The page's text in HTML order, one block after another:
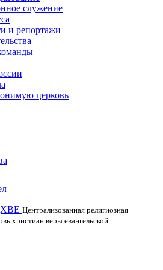
служение
и репортажи
церковь
Централизованная религиозная
христиан веры евангельской